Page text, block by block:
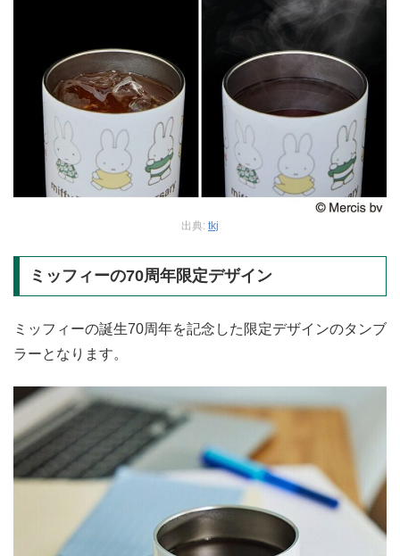
出典: tkj
ミッフィーの70周年限定デザイン
ミッフィーの誕生70周年を記念した限定デザインのタンブ
ラーとなります。